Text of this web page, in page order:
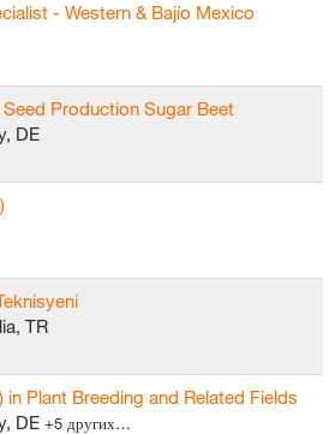
- Western & Bajío Mexico
Production Sugar Beet
DE
TR
in Plant Breeding and Related Fields
DE +5 других…